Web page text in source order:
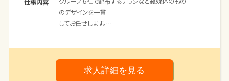
仕事内容
のデザインを一貫
してお任せします。
・グループ会社６社のＨＰの管理／運営
・ＳＥＯ対策
・ベンダーコントロールなど
求人詳細を見る